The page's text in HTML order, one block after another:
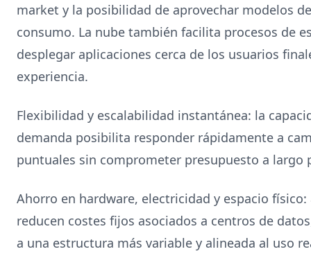
market y la posibilidad de aprovechar modelos
consumo. La nube también facilita procesos de
desplegar aplicaciones cerca de los usuarios
experiencia.
Flexibilidad y escalabilidad instantánea: la
demanda posibilita responder rápidamente a
puntuales sin comprometer presupuesto a largo
Ahorro en hardware, electricidad y espacio
reducen costes fijos asociados a centros de
a una estructura más variable y alineada al uso